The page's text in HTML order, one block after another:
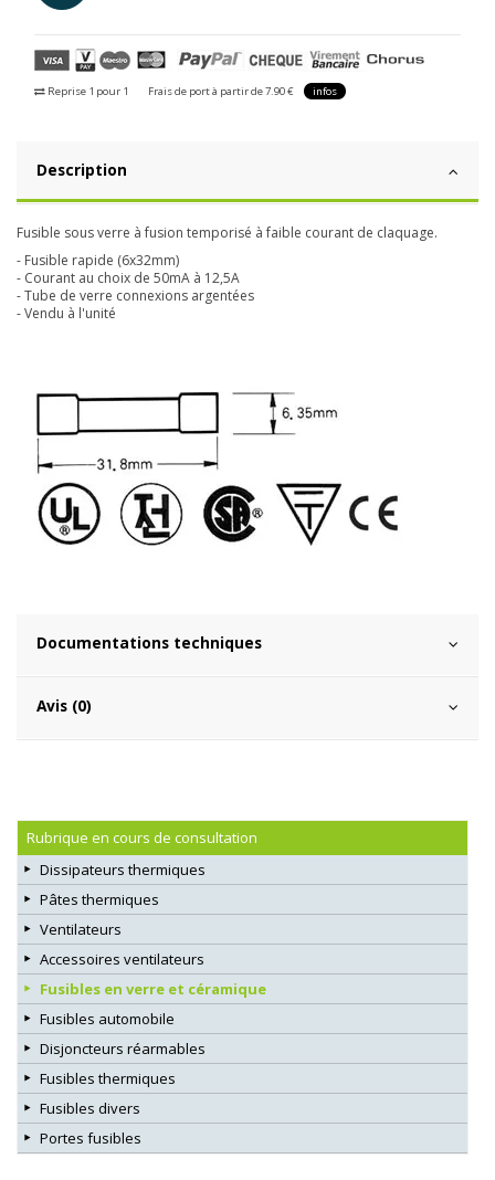
Reprise 1 pour 1 Frais de port à partir de 7.90 € infos
Description
Fusible sous verre à fusion temporisé à faible courant de claquage.
- Fusible rapide (6x32mm)
- Courant au choix de 50mA à 12,5A
- Tube de verre connexions argentées
- Vendu à l'unité
Documentations techniques
Avis (0)
Rubrique en cours de consultation
Dissipateurs thermiques
Pâtes thermiques
Ventilateurs
Accessoires ventilateurs
Fusibles en verre et céramique
Fusibles automobile
Disjoncteurs réarmables
Fusibles thermiques
Fusibles divers
Portes fusibles